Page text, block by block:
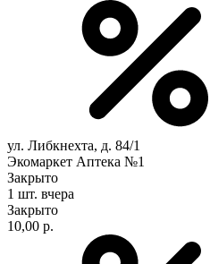
ул. Либкнехта, д. 84/1
Экомаркет Аптека №1
Закрыто
1 шт. вчера
Закрыто
10,00 р.